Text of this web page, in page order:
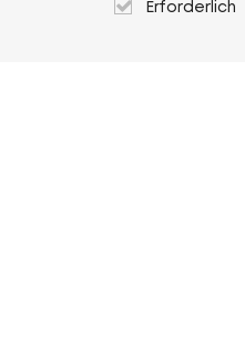
Erforderlich